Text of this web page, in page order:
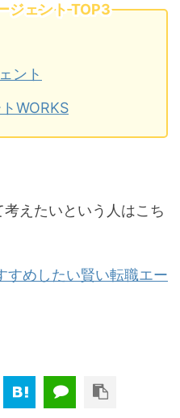
ジェント TOP3
ント
WORKS
えたいという人はこち
めしたい賢い転職エー